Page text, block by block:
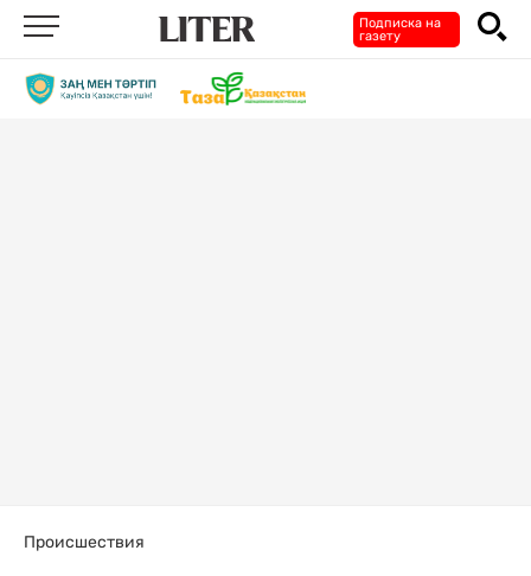
Подписка на
газету
Происшествия